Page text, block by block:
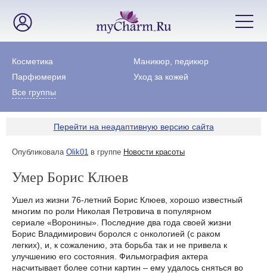
Косметика
Маникюр, педикюр
Парфюмерия
Уход за кожей
Все группы
Перейти на неадаптивную версию сайта
Опубликовала Olik01 в группе Новости красоты
Умер Борис Клюев
Ушел из жизни 76-летний Борис Клюев, хорошо известный
многим по роли Николая Петровича в популярном
сериале «Воронины». Последние два года своей жизни
Борис Владимирович боролся с онкологией (с раком
легких), и, к сожалению, эта борьба так и не привела к
улучшению его состояния. Фильмография актера
насчитывает более сотни картин – ему удалось сняться во